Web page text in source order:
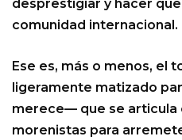
desprestigiar y hacer
comunidad internacional.
Ese es, más o menos, el
ligeramente matizado
merece— que se articula
morenistas para